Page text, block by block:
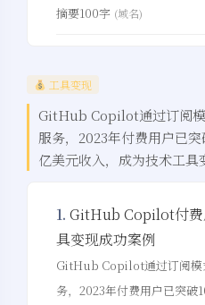
摘要100字 (域名)
工具变现
GitHub Copilot通过订阅
服务，2023年付费用户已
亿美元收入，成为技术工具
1. GitHub Copilot付费
具变现成功案例
GitHub Copilot通过订阅模
务，2023年付费用户已突